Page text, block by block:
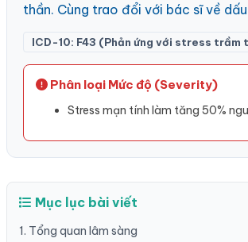
thần. Cùng trao đổi với bác sĩ về
ICD-10: F43 (Phản ứng với stress
Phân loại Mức độ (Severity)
Stress mạn tính làm tăng 50%
Mục lục bài viết
1. Tổng quan lâm sàng